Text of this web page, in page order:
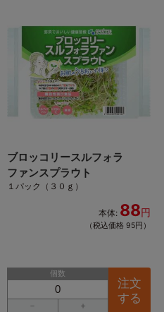
ブロッコリースルフォラ
ファンスプラウト
１パック（３０ｇ）
本体: 88円
（税込価格 95円）
個数
－ ＋
注文
する